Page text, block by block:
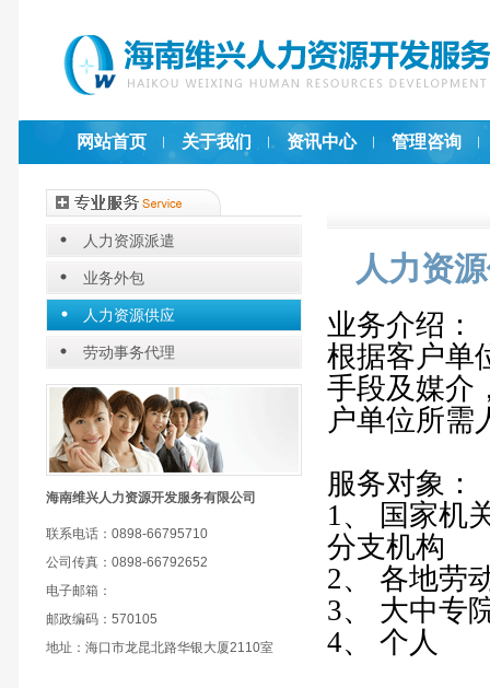
网站首页 关于我们 资讯中心 管理咨询
人力资
业务介绍：
根据客户单
手段及媒介
户单位所需
服务对象：
1、 国家机
分支机构
2、 各地劳
3、 大中专
4、 个人
人力资源派遣
业务外包
人力资源供应
劳动事务代理
海南维兴人力资源开发服务有限公司
联系电话：0898-66795710
公司传真：0898-66792652
电子邮箱：
邮政编码：570105
地址：海口市龙昆北路华银大厦2110室